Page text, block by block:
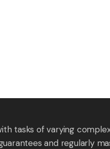
tasks of varying
and regularly